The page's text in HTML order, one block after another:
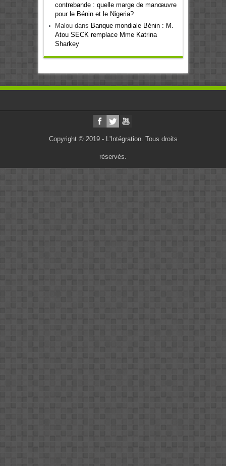
contrebande : quelle marge de manœuvre
pour le Bénin et le Nigeria?
Maloudans Banque mondiale Bénin : M.
Atou SECK remplace Mme Katrina
Sharkey
Copyright © 2019 - L'Intégration. Tous droits
réservés.